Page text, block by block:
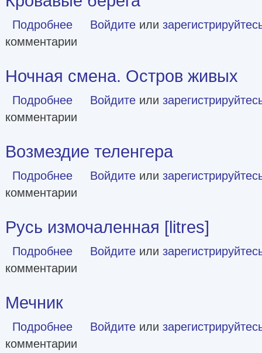
Подробнее о Кровавые берега
Войдите или
комментарии
Ночная смена. Остров живых
Подробнее о Ночная смена. Остров живых
Войдите или
комментарии
Возмездие теленгера
Подробнее о Возмездие теленгера
Войдите или
комментарии
Русь измочаленная [litres]
Подробнее о Русь измочаленная [litres]
Войдите или
комментарии
Мечник
Подробнее о МечникВойдите или
комментарии